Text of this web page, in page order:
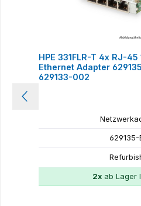
HPE 331FLR-T 4x RJ-45
Ethernet Adapter
629133-002
629135-
2xab Lager